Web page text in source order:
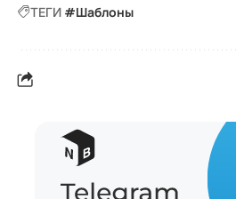
ТЕГИ #Шаблоны